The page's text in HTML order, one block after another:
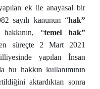
ek ile anayasal bir
sayılı kanunun “hak”
“temel hak”
süreçte 2 Mart 2021
yapılan İnsan
bu hakkın kullanımının
aktardıktan sonra